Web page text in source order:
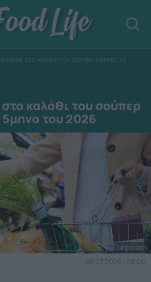
ΒΑΛΑΜΕ ΣΤΟ ΚΑΛΑΘΙ ΤΟΥ ΣΟΥΠΕΡ ΜΑΡΚΕΤ ΤΟ
καλάθι του σούπερ
του 2026
unpslash
08.07.2026 | 08:00